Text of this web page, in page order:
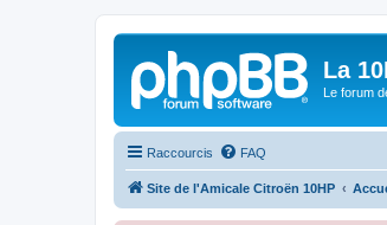
La
Le forum
Raccourcis FAQ
Site de l'Amicale Citroën 10HP